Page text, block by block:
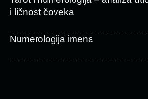
i ličnost čoveka
Numerologija imena